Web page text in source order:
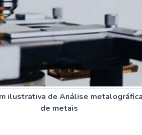
ilustrativa de Análise metalográfica
de metais